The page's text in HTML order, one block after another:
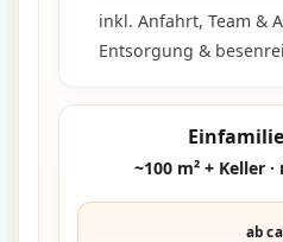
inkl. Anfahrt, Team &
Entsorgung &
~100 m² + Keller
ab